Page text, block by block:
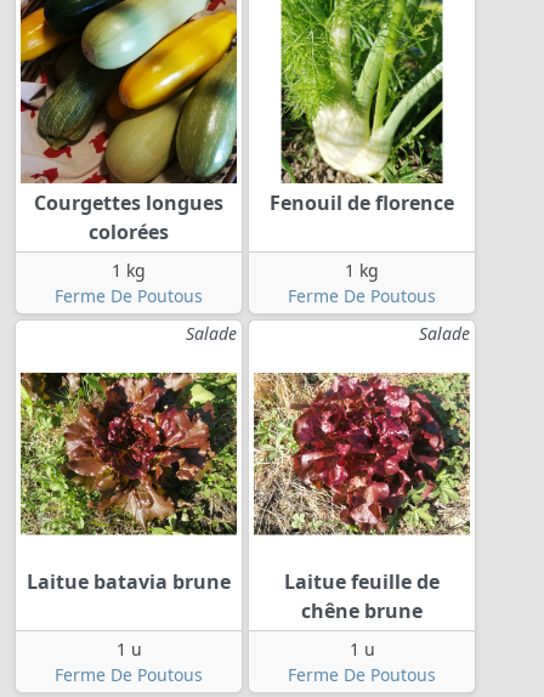
Courgettes longues
colorées
1 kg
Ferme De Poutous
Fenouil de florence
1 kg
Ferme De Poutous
Salade
Laitue batavia brune
1 u
Ferme De Poutous
Salade
Laitue feuille de
chêne brune
1 u
Ferme De Poutous